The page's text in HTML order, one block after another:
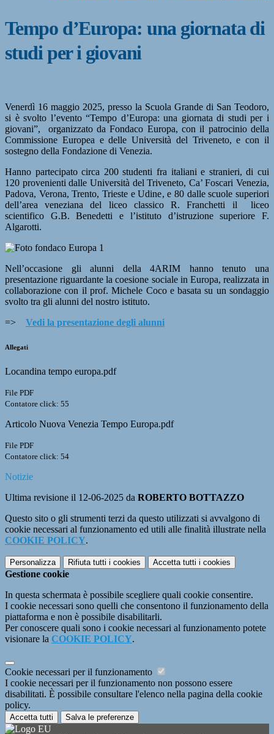
Tempo d’Europa: una giornata di
studi per i giovani
Venerdì 16 maggio 2025, presso la Scuola Grande di San Teodoro,
si è svolto l’evento “Tempo d’Europa: una giornata di studi per i
giovani”,
organizzato da Fondaco Europa, con il patrocinio della
Commissione Europea e delle Università del Triveneto, e con il
sostegno della Fondazione di Venezia.
Hanno partecipato circa 200 studenti fra italiani e stranieri, di cui
120 provenienti dalle Università del Triveneto, Ca’ Foscari Venezia,
Padova, Verona, Trento, Trieste e Udine, e 80 dalle scuole superiori
dell’area veneziana del liceo classico R. Franchetti il
liceo
scientifico G.B. Benedetti e l’istituto d’istruzione superiore F.
Algarotti.
Nell’occasione gli alunni della 4ARIM hanno tenuto una
presentazione riguardante la coesione sociale in Europa, realizzata in
collaborazione con il prof. Michele Coco e basata su un sondaggio
svolto tra gli alunni del nostro istituto.
=> Vedi la presentazione degli alunni
Allegati
Locandina tempo europa.pdf
File PDF
Contatore click: 55
Articolo Nuova Venezia Tempo Europa.pdf
File PDF
Contatore click: 54
Notizie
Ultima revisione il 12-06-2025 da ROBERTO BOTTAZZO
Questo sito o gli strumenti terzi da questo utilizzati si avvalgono di
cookie necessari al funzionamento ed utili alle finalità illustrate nella
COOKIE POLICY.
Personalizza Rifiuta tutti i cookies Accetta tutti i cookies
Gestione cookie
In questa schermata è possibile scegliere quali cookie consentire.
I cookie necessari sono quelli che consentono il funzionamento della
piattaforma e non è possibile disabilitarli.
Per conoscere quali sono i cookie necessari al funzionamento potete
visionare la COOKIE POLICY.
Cookie necessari per il funzionamento
I cookie necessari per il funzionamento non possono essere
disabilitati. È possibile consultare l'elenco nella pagina della cookie
policy.
Accetta tutti Salva le preferenze